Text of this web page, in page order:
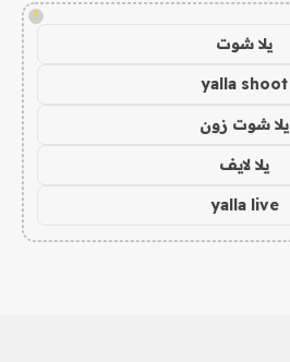
!
يلا شوت
yalla shoot
يلا شوت زون
يلا لايف
yalla live